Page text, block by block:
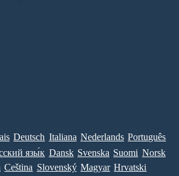
Deutsch Italiana Nederlands Português
язы́к Dansk Svenska Suomi Norsk
Ceština Slovenský Magyar Hrvatski